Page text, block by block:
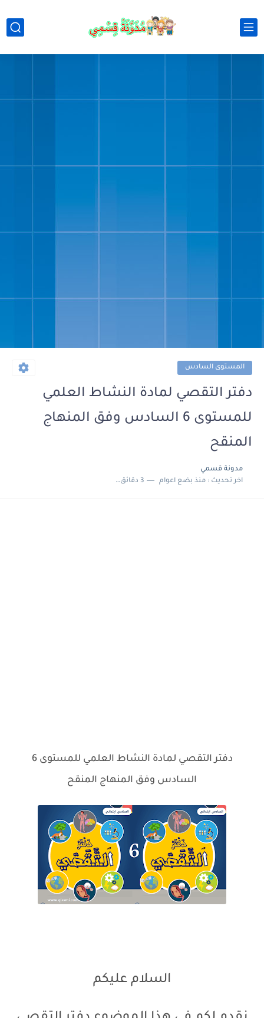
المستوى السادس
دفتر التقصي لمادة النشاط العلمي
للمستوى 6 السادس وفق المنهاج
المنقح
مدونة قسمي
اخر تحديث :منذ بضع اعوام 3 دقائق للقراءة
دفتر التقصي لمادة النشاط العلمي للمستوى 6
السادس وفق المنهاج المنقح
السلام عليكم